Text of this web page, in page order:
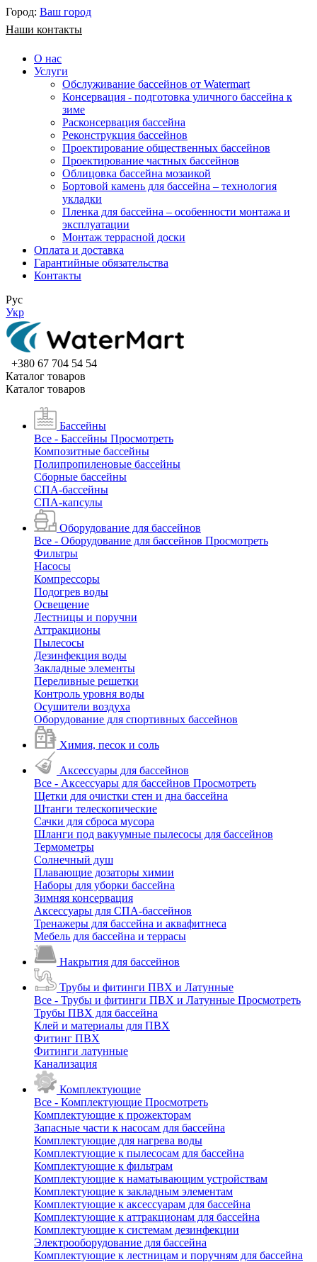
Город: Ваш город
Наши контакты
О нас
Услуги
Обслуживание бассейнов от Watermart
Консервация - подготовка уличного бассейна к
зиме
Расконсервация бассейна
Реконструкция бассейнов
Проектирование общественных бассейнов
Проектирование частных бассейнов
​Облицовка бассейна мозаикой
Бортовой камень для бассейна – технология
укладки
Пленка для бассейна – особенности монтажа и
эксплуатации
Монтаж террасной доски
Оплата и доставка
Гарантийные обязательства
Контакты
Рус
Укр
+380 67 704 54 54
Каталог товаров
Каталог товаров
Бассейны
Все - Бассейны Просмотреть
Композитные бассейны
Полипропиленовые бассейны
Сборные бассейны
СПА-бассейны
СПА-капсулы
Оборудование для бассейнов
Все - Оборудование для бассейнов Просмотреть
Фильтры
Насосы
Компрессоры
Подогрев воды
Освещение
Лестницы и поручни
Аттракционы
Пылесосы
Дезинфекция воды
Закладные элементы
Переливные решетки
Контроль уровня воды
Осушители воздуха
Оборудование для спортивных бассейнов
Химия, песок и соль
Аксессуары для бассейнов
Все - Аксессуары для бассейнов Просмотреть
Щетки для очистки стен и дна бассейна
Штанги телескопические
Сачки для сброса мусора
Шланги под вакуумные пылесосы для бассейнов
Термометры
Солнечный душ
Плавающие дозаторы химии
Наборы для уборки бассейна
Зимняя консервация
Аксессуары для СПА-бассейнов
Тренажеры для бассейна и аквафитнеса
Мебель для бассейна и террасы
Накрытия для бассейнов
Трубы и фитинги ПВХ и Латунные
Все - Трубы и фитинги ПВХ и Латунные Просмотреть
Трубы ПВХ для бассейна
Клей и материалы для ПВХ
Фитинг ПВХ
Фитинги латунные
Канализация
Комплектующие
Все - Комплектующие Просмотреть
Комплектующие к прожекторам
Запасные части к насосам для бассейна
Комплектующие для нагрева воды
Комплектующие к пылесосам для бассейна
Комплектующие к фильтрам
Комплектующие к наматывающим устройствам
Комплектующие к закладным элементам
Комплектующие к аксессуарам для бассейна
Комплектующие к аттракционам для бассейна
Комплектующие к системам дезинфекции
Электрооборудование для бассейна
Комплектующие к лестницам и поручням для бассейна